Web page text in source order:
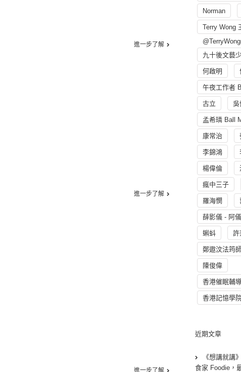
進一步了解
進一步了解
進一步了解
Norman
Terry Wong
九十後文藝
何啟明
午夜工作者
古立 吳
孟希璘 Ball
康常治
李錦鴻
楊偉倫
瘋中三子
羅海憫
薛影儀 - 阿儀
蝌蚪 許
鄭遨汶法筠
陳俊偉
香港催眠輔
香港記憶學
近期文章
《想講就講
食家 Foodie，